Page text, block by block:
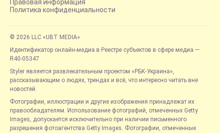
Правовая информация
Политика конфиденциальности
© 2026 LLC «UBT MEDIA»
Идентификатор онлайн-медиа в Реестре субъектов в сфере медиа —
R40-05347
Styler является развлекательным проектом «РБК-Украина»,
рассказывающим о людях, трендах и всё, что интересно читать вне
новостей.
Фотографии, иллюстрации и другие изображения принадлежат их
правообладателям. Использование фотографий, отмеченных Getty
Images, допускается исключительно при наличии письменного
разрешения фотоагентства Getty Images. Фотографии, отмеченные